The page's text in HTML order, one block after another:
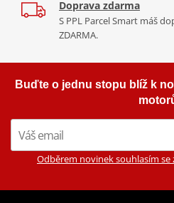
Doprava zdarma
S PPL Parcel Smart máš
ZDARMA.
Buďte o jednu stopu blíž k
Odběrem novinek souhlasím